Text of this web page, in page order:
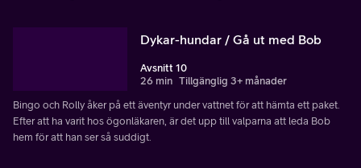
Dykar-hundar / Gå ut med Bob
Avsnitt 10
26 min Tillgänglig 3+ månader
Bingo och Rolly åker på ett äventyr under vattnet för att hämta ett paket.
Efter att ha varit hos ögonläkaren, är det upp till valparna att leda Bob
hem för att han ser så suddigt.